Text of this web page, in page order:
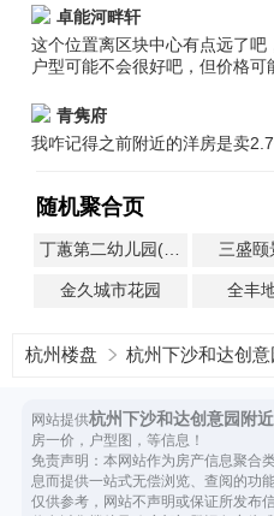
卓能河畔轩
这个位置离区块中心有点远了吧
户型可能不会很好吧，但价格可
青隽府
我咋记得之前附近的洋房是卖
随机聚合页
三盛颐
金久城市花园 全丰
杭州楼盘 杭州下沙和达创
网站提供杭州下沙和达创意园附
房一价，户型图，等信息！
免责声明：本网站作为房产信息聚合
息而提供一站式无偿浏览、查阅的功
仅供参考，网站不声明或保证所发布